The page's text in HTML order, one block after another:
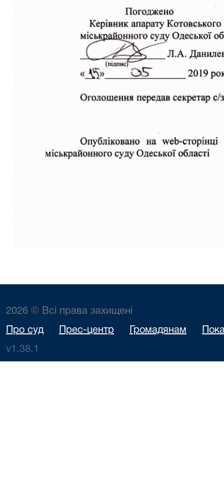
2026 © Всі права захищені
Про суд Прес-центр Громадянам
v1.38.1